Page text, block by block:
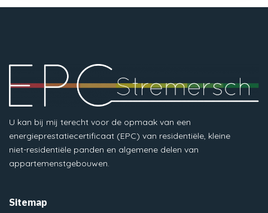
U kan bij mij terecht voor de opmaak van een
energieprestatiecertificaat (EPC) van residentiële, kleine
niet-residentiële panden en algemene delen van
appartemenstgebouwen.
Sitemap